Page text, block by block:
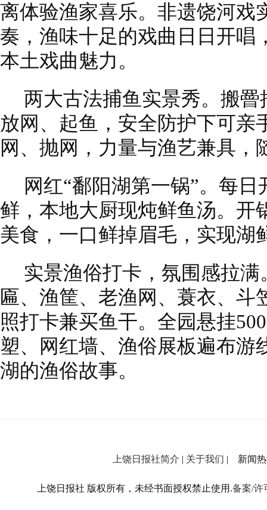
离体验渔家喜乐。非遗饶河戏
奏，渔味十足的戏曲日日开唱
本土戏曲魅力。
两大古法捕鱼实景秀。搬
放网、起鱼，安全防护下可亲
网、抛网，力量与渔艺兼具，
网红“鄱阳湖第一锅”。每
鲜，本地大厨现炖鲜鱼汤。开
美食，一口鲜掉眉毛，实现湖
实景渔俗打卡，氛围感拉
匾、渔筐、老渔网、蓑衣、斗
照打卡兼买鱼干。全园悬挂
塑、网红墙、渔俗展板遍布游
湖的渔俗故事。
上饶日报社简介 | 关于我们 | 新闻热
上饶日报社 版权所有，未经书面授权禁止使用.备案/许